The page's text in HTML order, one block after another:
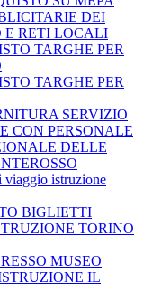
DEI
E RETI LOCALI
TARGHE PER
TARGHE PER
SERVIZIO
CON PERSONALE
DELLE
viaggio istruzione
BIGLIETTI
TORINO
MUSEO
IL